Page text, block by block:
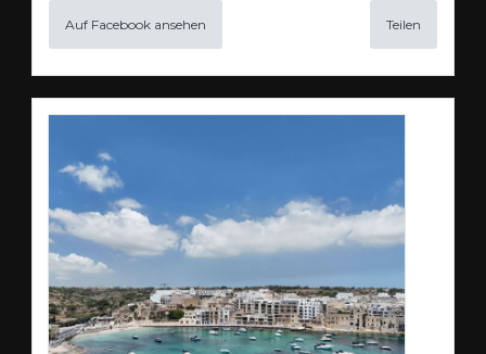
Auf Facebook ansehen Teilen